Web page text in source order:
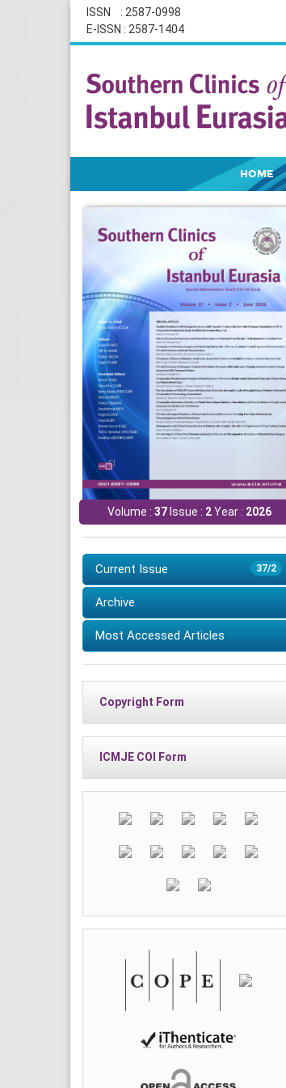
ISSN : 2587-0998
E-ISSN : 2587-1404
HOME
Volume : 37 Issue : 2Year : 2026
37/2
Current Issue
Archive
Most Accessed Articles
Copyright Form
ICMJE COI Form